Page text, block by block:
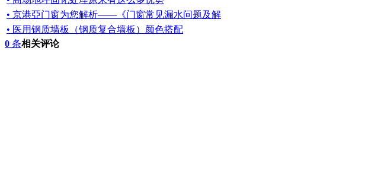
• 京港亞门窗为您解析——《门窗常见漏水问题及解
• 医用钢质墙板（钢质复合墙板）颜色搭配
0 条相关评论